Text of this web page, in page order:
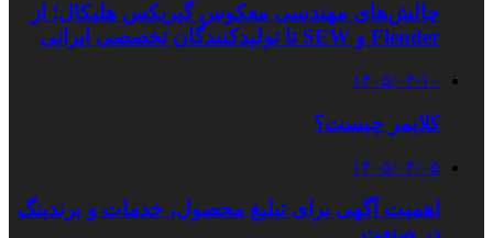
چالش‌های مهندسی معکوس گیربکس هلیکال؛ از
Flender و SEW تا تولیدکنندگان تخصصی ایرانی
۱۴۰۵/۰۴/۱۰
کلایمر چیست؟
۱۴۰۵/۰۴/۰۵
اهمیت آگهی برای تبلیغ محصول، خدمات و برندینگ
در صنعت